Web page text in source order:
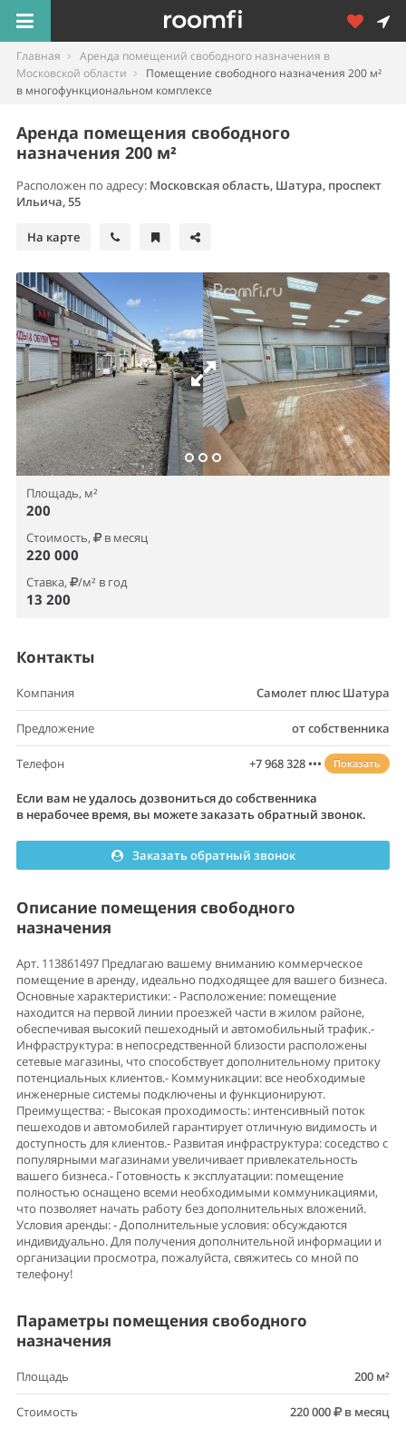
Главная
Аренда помещений свободного назначения в
Московской области
Помещение свободного назначения 200 м²
в многофункциональном комплексе
Аренда помещения свободного
назначения 200 м²
Расположен по адресу: Московская область, Шатура, проспект
Ильича, 55
На карте
Площадь, м²
200
Стоимость, в месяц
220 000
Ставка, /м² в год
13 200
Контакты
Компания Самолет плюс Шатура
Предложение от собственника
Телефон +7 968 328 ••• Показать
Если вам не удалось дозвониться до собственника
в нерабочее время, вы можете заказать обратный звонок.
Заказать обратный звонок
Описание помещения свободного
назначения
Арт. 113861497 Предлагаю вашему вниманию коммерческое
помещение в аренду, идеально подходящее для вашего бизнеса.
Основные характеристики: - Расположение: помещение
находится на первой линии проезжей части в жилом районе,
обеспечивая высокий пешеходный и автомобильный трафик.-
Инфраструктура: в непосредственной близости расположены
сетевые магазины, что способствует дополнительному притоку
потенциальных клиентов.- Коммуникации: все необходимые
инженерные системы подключены и функционируют.
Преимущества: - Высокая проходимость: интенсивный поток
пешеходов и автомобилей гарантирует отличную видимость и
доступность для клиентов.- Развитая инфраструктура: соседство с
популярными магазинами увеличивает привлекательность
вашего бизнеса.- Готовность к эксплуатации: помещение
полностью оснащено всеми необходимыми коммуникациями,
что позволяет начать работу без дополнительных вложений.
Условия аренды: - Дополнительные условия: обсуждаются
индивидуально. Для получения дополнительной информации и
организации просмотра, пожалуйста, свяжитесь со мной по
телефону!
Параметры помещения свободного
назначения
Площадь 200 м²
Стоимость 220 000 в месяц